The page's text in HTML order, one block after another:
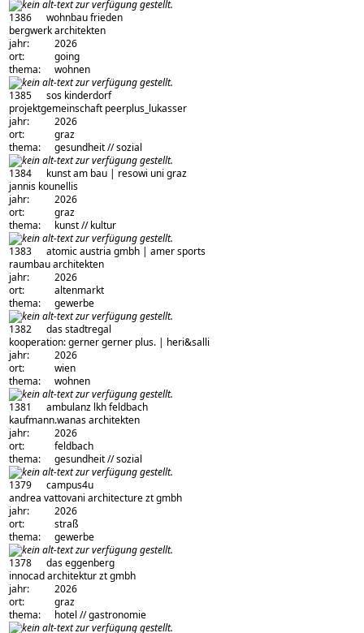
1386
wohnbau frieden
architekturbüro:
bergwerk architekten
jahr:
2026
ort:
going
thema:
wohnen
1385
sos kinderdorf
architekturbüro:
projektgemeinschaft peerplus_lukasser
jahr:
2026
ort:
graz
thema:
gesundheit // sozial
1384
kunst am bau | resowi uni graz
architekturbüro:
jannis kounellis
jahr:
2026
ort:
graz
thema:
kunst // kultur
1383
atomic austria gmbh | amer sports
architekturbüro:
raumbau architekten
jahr:
2026
ort:
altenmarkt
thema:
gewerbe
1382
das stadtregal
architekturbüro:
kooperation: gerner gerner plus. | heri&salli
jahr:
2026
ort:
wien
thema:
wohnen
1381
ambulanz lkh feldbach
architekturbüro:
kaufmann.wanas architekten
jahr:
2026
ort:
feldbach
thema:
gesundheit // sozial
1379
campus4u
architekturbüro:
andrea vattovani architecture zt gmbh
jahr:
2026
ort:
straß
thema:
gewerbe
1378
das eggenberg
architekturbüro:
innocad architektur zt gmbh
jahr:
2026
ort:
graz
thema:
hotel // gastronomie